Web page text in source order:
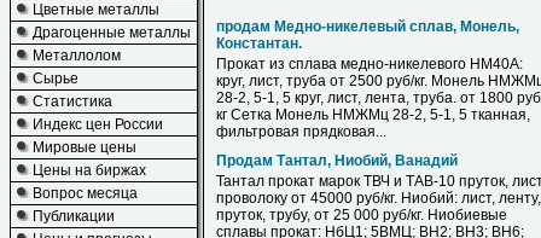
Цветные металлы
Драгоценные металлы
Металлолом
Сырье
Статистика
Индекс цен России
Мировые цены
Цены на биржах
Вопрос месяца
Публикации
продам Медно-никелевый сплав, Монель,
Константан.
Прокат из сплава медно-никелевого НМ40А:
круг, лист, труба от 2500 руб/кг. Монель
28-2, 5-1, 5 круг, лист, лента, труба. от 1800
кг Сетка Монель НМЖМц 28-2, 5-1, 5 тканная,
фильтровая прядковая...
Продам Тантал, Ниобий, Ванадий
Тантал прокат марок ТВЧ и ТАВ-10 пруток,
проволоку от 45000 руб/кг. Ниобий: лист, ленту,
пруток, трубу, от 25 000 руб/кг. Ниобиевые
сплавы прокат: НбЦ1; 5ВМЦ; ВН2; ВН3; ВН6;